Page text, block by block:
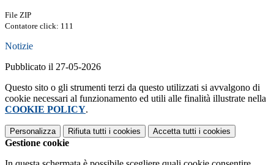
File ZIP
Contatore click: 111
Notizie
Pubblicato il 27-05-2026
Questo sito o gli strumenti terzi da questo utilizzati si avvalgono di
cookie necessari al funzionamento ed utili alle finalità illustrate nella
COOKIE POLICY.
Personalizza Rifiuta tutti i cookies Accetta tutti i cookies
Gestione cookie